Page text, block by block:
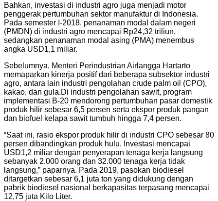
Bahkan, investasi di industri agro juga menjadi motor
penggerak pertumbuhan sektor manufaktur di Indonesia.
Pada semester I-2018, penanaman modal dalam negeri
(PMDN) di industri agro mencapai Rp24,32 triliun,
sedangkan penanaman modal asing (PMA) menembus
angka USD1,1 miliar.
Sebelumnya, Menteri Perindustrian Airlangga Hartarto
memaparkan kinerja positif dari beberapa subsektor industri
agro, antara lain industri pengolahan crude palm oil (CPO),
kakao, dan gula.Di industri pengolahan sawit, program
implementasi B-20 mendorong pertumbuhan pasar domestik
produk hilir sebesar 6,5 persen serta ekspor produk pangan
dan biofuel kelapa sawit tumbuh hingga 7,4 persen.
“Saat ini, rasio ekspor produk hilir di industri CPO sebesar 80
persen dibandingkan produk hulu. Investasi mencapai
USD1,2 miliar dengan penyerapan tenaga kerja langsung
sebanyak 2.000 orang dan 32.000 tenaga kerja tidak
langsung,” paparnya. Pada 2019, pasokan biodiesel
ditargetkan sebesar 6,1 juta ton yang didukung dengan
pabrik biodiesel nasional berkapasitas terpasang mencapai
12,75 juta Kilo Liter.